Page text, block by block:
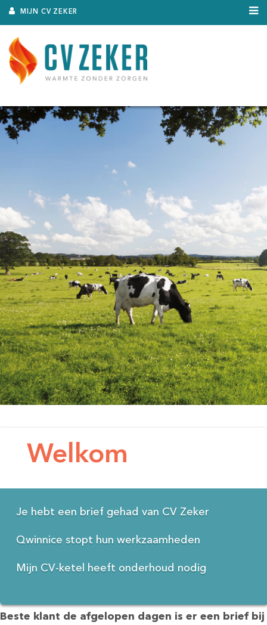
MIJN CV ZEKER
Welkom
Je hebt een brief gehad van CV Zeker
Qwinnice stopt hun werkzaamheden
Mijn CV-ketel heeft onderhoud nodig
Beste klant de afgelopen dagen is er een brief bij